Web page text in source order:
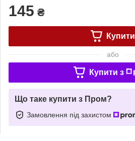
145 ₴
Купити
або
Купити з
Що таке купити з Пром?
Замовлення під захистом